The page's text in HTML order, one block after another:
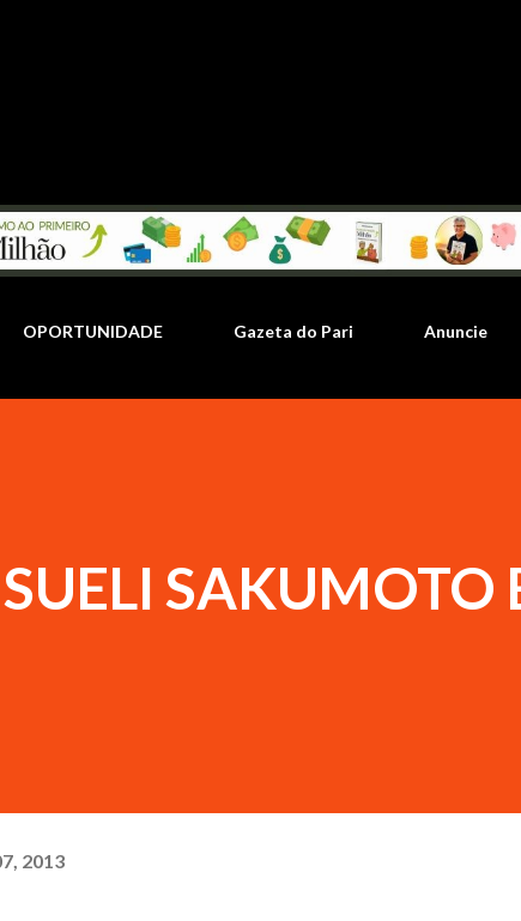
OPORTUNIDADE Gazeta do Pari Anuncie
SAKUMOTO
2013